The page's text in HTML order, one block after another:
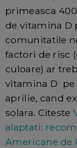
primeasca
de vitamina D
comunitatile
factori de risc
culoare) ar
vitamina D pe
aprilie, cand
solara. Citeste
alaptati:
Americane de